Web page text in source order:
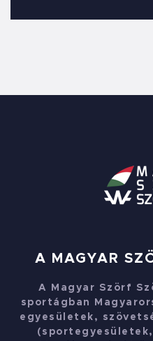
A MAGYAR
A Magyar Szörf
sportágban
egyesületek,